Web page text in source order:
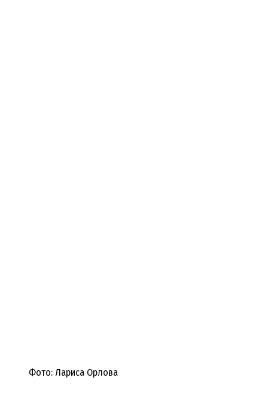
Фото: Лариса Орлова